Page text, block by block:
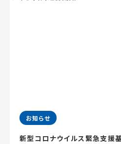
お知らせ
新型コロナウイルス緊急支援